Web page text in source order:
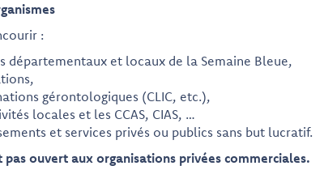
:
départementaux et locaux de la Semaine Bleue,
gérontologiques (CLIC, etc.),
locales et les CCAS, CIAS, …
et services privés ou publics sans but lucratif.
pas ouvert aux organisations privées commerciales.